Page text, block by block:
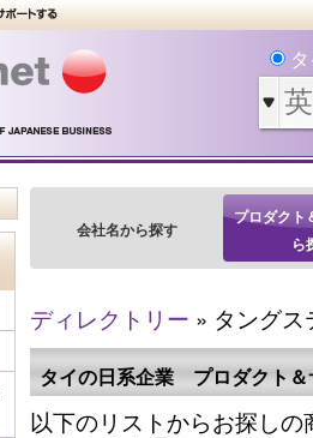
会社名から探す
プロダクト
ら
ディレクトリー » タング
タイの日系企業 プロダクト＆
以下のリストからお探し